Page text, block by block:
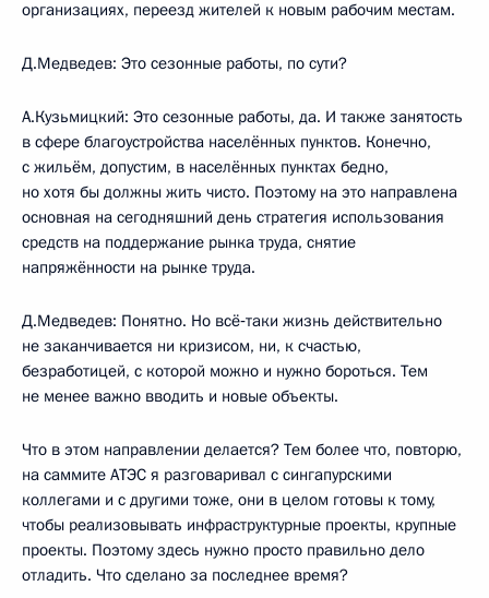
организациях, переезд жителей к новым рабочим местам.
Д.Медведев: Это сезонные работы, по сути?
А.Кузьмицкий: Это сезонные работы, да. И также занятость
в сфере благоустройства населённых пунктов. Конечно,
с жильём, допустим, в населённых пунктах бедно,
но хотя бы должны жить чисто. Поэтому на это направлена
основная на сегодняшний день стратегия использования
средств на поддержание рынка труда, снятие
напряжённости на рынке труда.
Д.Медведев: Понятно. Но всё‑таки жизнь действительно
не заканчивается ни кризисом, ни, к счастью,
безработицей, с которой можно и нужно бороться. Тем
не менее важно вводить и новые объекты.
Что в этом направлении делается? Тем более что, повторю,
на саммите АТЭС я разговаривал с сингапурскими
коллегами и с другими тоже, они в целом готовы к тому,
чтобы реализовывать инфраструктурные проекты, крупные
проекты. Поэтому здесь нужно просто правильно дело
отладить. Что сделано за последнее время?